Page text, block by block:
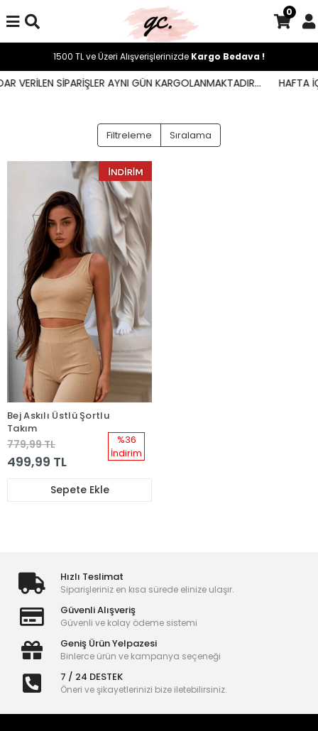
VERİLEN SİPARİŞLER AYNI GÜN KARGOLANMAKTADIR... HAFTA
0
1500 TL ve Üzeri Alışverişlerinizde Kargo Bedava !
Filtreleme Sıralama
%36
İndirim
Bej Askılı Üstlü Şortlu
Takım
779,99 TL
499,99 TL
Sepete Ekle
Hızlı Teslimat
Siparişleriniz en kısa sürede elinize ulaşır.
Güvenli Alışveriş
Güvenli ve kolay ödeme sistemi
Geniş Ürün Yelpazesi
Binlerce ürün ve kampanya seçeneği
7 / 24 DESTEK
Öneri ve şikayetlerinizi bize iletebilirsiniz.